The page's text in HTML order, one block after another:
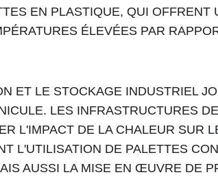
EN PLASTIQUE, QUI OFFRENT
ÉLEVÉES PAR
ET LE STOCKAGE INDUSTRIEL
LES INFRASTRUCTURES
L'IMPACT DE LA CHALEUR SUR
L'UTILISATION DE PALETTES
AUSSI LA MISE EN ŒUVRE DE